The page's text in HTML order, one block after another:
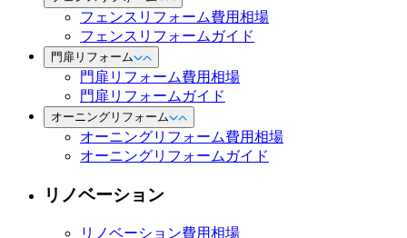
フェンスリフォーム費用相場
フェンスリフォームガイド
門扉リフォーム
門扉リフォーム費用相場
門扉リフォームガイド
オーニングリフォーム
オーニングリフォーム費用相場
オーニングリフォームガイド
リノベーション
リノベーション費用相場